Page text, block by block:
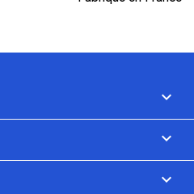


